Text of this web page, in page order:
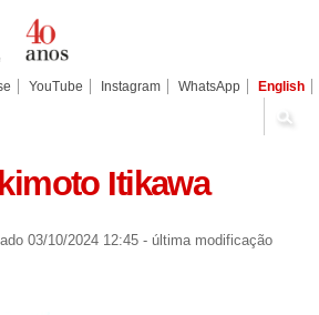
YouTube Instagram WhatsApp English
Itikawa
03/10/2024 12:45 - última modificação